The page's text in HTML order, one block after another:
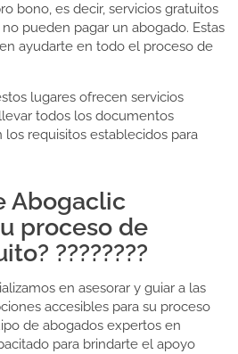
bono, es decir, servicios gratuitos
pueden pagar un abogado. Estas
ayudarte en todo el proceso de
lugares ofrecen servicios
todos los documentos
requisitos establecidos para
Abogaclic
proceso de
????????
en asesorar y guiar a las
accesibles para su proceso
de abogados expertos en
para brindarte el apoyo